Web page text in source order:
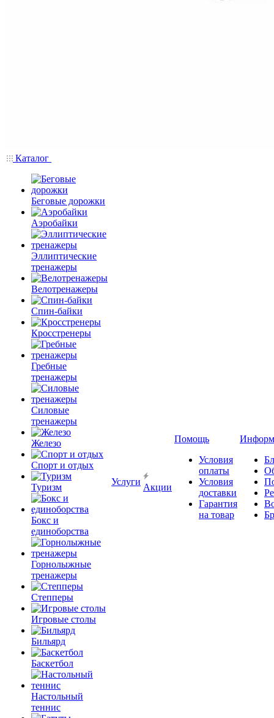
Каталог
Беговые дорожки
Аэробайки
Эллиптические
тренажеры
Велотренажеры
Спин-байки
Кросстренеры
Гребные
тренажеры
Силовые
тренажеры
Железо
Спорт и отдых
Туризм
Бокс и
единоборства
Горнолыжные
тренажеры
Степперы
Игровые столы
Бильярд
Баскетбол
Настольный
теннис
Услуги
Акции
Помощь
Условия
оплаты
Условия
доставки
Гарантия
на товар